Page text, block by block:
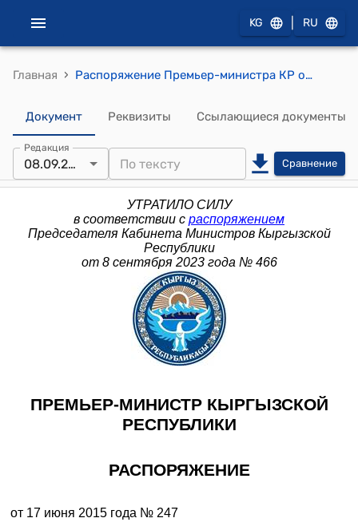
KG RU
Главная › Распоряжение Премьер-министра КР от 19 июня 2015 года № 247 (Об утверждении Положения о секретариате Премьер-министра Кыргызской Республики и вице-премьер-министров Кыргызской Республики)
Документ Реквизиты Ссылающиеся документы
Редакция
08.09.2023 Сравнение